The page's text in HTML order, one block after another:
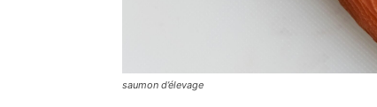
saumon d’élevage